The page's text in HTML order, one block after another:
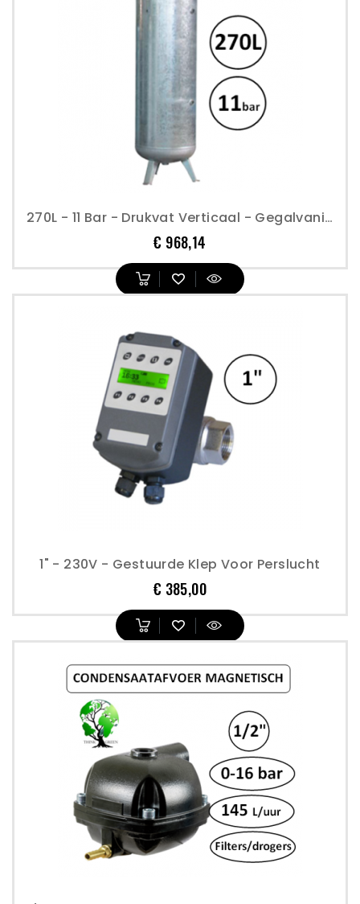
270L - 11 Bar - Drukvat Verticaal - Gegalvaniseerd - Perslucht
€ 968,14
1" - 230V - Gestuurde Klep Voor Perslucht
€ 385,00Prijs